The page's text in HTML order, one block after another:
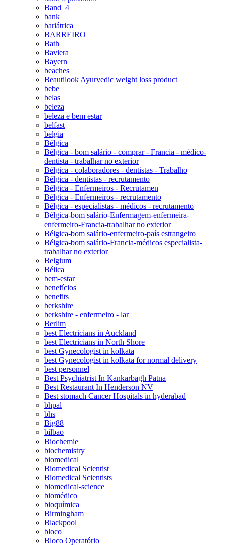
Band_4
bank
bariátrica
BARREIRO
Bath
Baviera
Bayern
beaches
Beautilook Ayurvedic weight loss product
bebe
belas
beleza
beleza e bem estar
belfast
belgia
Bélgica
Bélgica - bom salário - comprar - Francia - médico-
dentista - trabalhar no exterior
Bélgica - colaboradores - dentistas - Trabalho
Bélgica - dentistas - recrutamento
Bélgica - Enfermeiros - Recrutamen
Bélgica - Enfermeiros - recrutamento
Bélgica - especialistas - médicos - recrutamento
Bélgica-bom salário-Enfermagem-enfermeira-
enfermeiro-Francia-trabalhar no exterior
Bélgica-bom salário-enfermeiro-país estrangeiro
Bélgica-bom salário-Francia-médicos especialista-
trabalhar no exterior
Belgium
Bélica
bem-estar
benefícios
benefits
berkshire
berkshire - enfermeiro - lar
Berlim
best Electricians in Auckland
best Electricians in North Shore
best Gynecologist in kolkata
best Gynecologist in kolkata for normal delivery
best personnel
Best Psychiatrist In Kankarbagh Patna
Best Restaurant In Henderson NV
Best stomach Cancer Hospitals in hyderabad
bhpal
bhs
Big88
bilbao
Biochemie
biochemistry
biomedical
Biomedical Scientist
Biomedical Scientists
biomedical-science
biomédico
bioquímica
Birmingham
Blackpool
bloco
Bloco Operatório